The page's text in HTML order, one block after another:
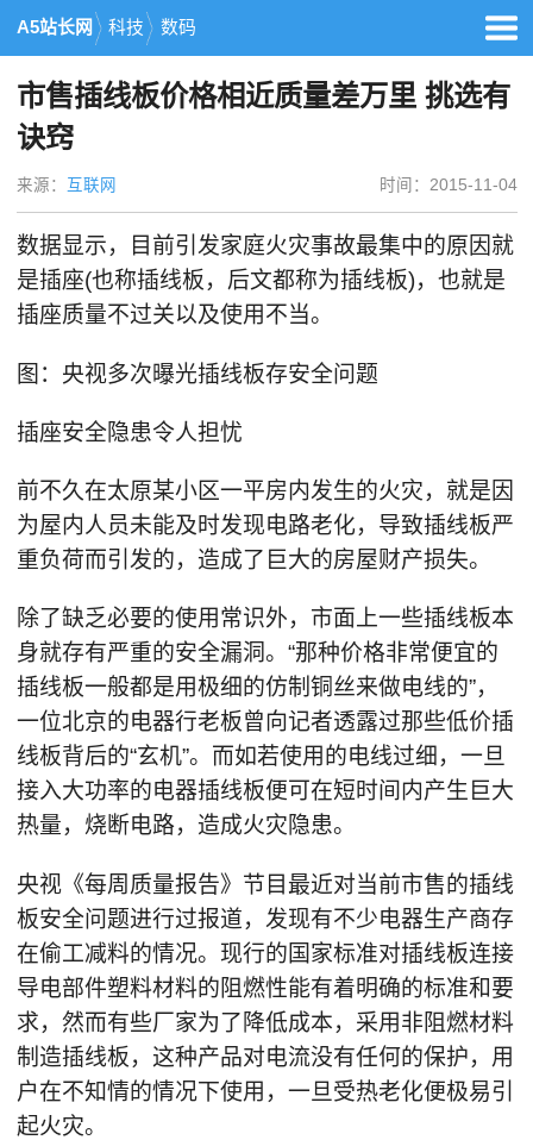
A5站长网 科技 数码
市售插线板价格相近质量差万里 挑选有
诀窍
来源： 互联网 时间：2015-11-04
数据显示，目前引发家庭火灾事故最集中的原因就
是插座(也称插线板，后文都称为插线板)，也就是
插座质量不过关以及使用不当。
图：央视多次曝光插线板存安全问题
插座安全隐患令人担忧
前不久在太原某小区一平房内发生的火灾，就是因
为屋内人员未能及时发现电路老化，导致插线板严
重负荷而引发的，造成了巨大的房屋财产损失。
除了缺乏必要的使用常识外，市面上一些插线板本
身就存有严重的安全漏洞。“那种价格非常便宜的
插线板一般都是用极细的仿制铜丝来做电线的”，
一位北京的电器行老板曾向记者透露过那些低价插
线板背后的“玄机”。而如若使用的电线过细，一旦
接入大功率的电器插线板便可在短时间内产生巨大
热量，烧断电路，造成火灾隐患。
央视《每周质量报告》节目最近对当前市售的插线
板安全问题进行过报道，发现有不少电器生产商存
在偷工减料的情况。现行的国家标准对插线板连接
导电部件塑料材料的阻燃性能有着明确的标准和要
求，然而有些厂家为了降低成本，采用非阻燃材料
制造插线板，这种产品对电流没有任何的保护，用
户在不知情的情况下使用，一旦受热老化便极易引
起火灾。